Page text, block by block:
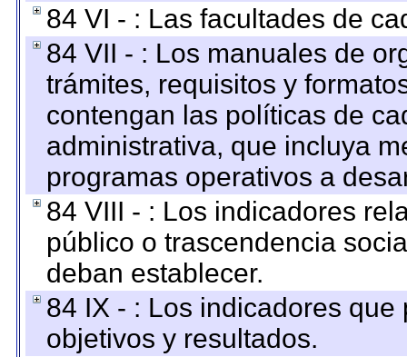
84 VI - : Las facultades de
84 VII - : Los manuales de
trámites, requisitos y
contengan las políticas de
administrativa, que incluya
programas operativos a
84 VIII - : Los indicadores
público o trascendencia
deban establecer.
84 IX - : Los indicadores
objetivos y resultados.